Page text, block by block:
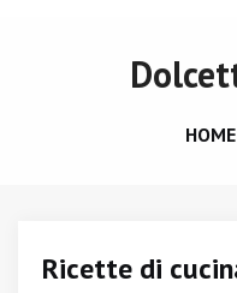
HOME
Ricette di